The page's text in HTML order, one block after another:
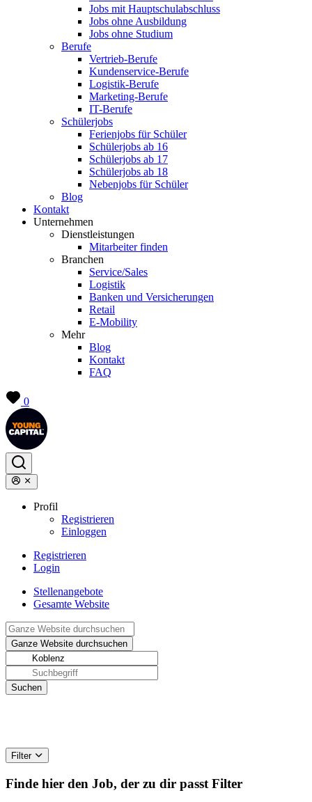
Jobs mit Hauptschulabschluss
Jobs ohne Ausbildung
Jobs ohne Studium
Berufe
Vertrieb-Berufe
Kundenservice-Berufe
Logistik-Berufe
Marketing-Berufe
IT-Berufe
Schülerjobs
Ferienjobs für Schüler
Schülerjobs ab 16
Schülerjobs ab 17
Schülerjobs ab 18
Nebenjobs für Schüler
Blog
Kontakt
Unternehmen
Dienstleistungen
Mitarbeiter finden
Branchen
Service/Sales
Logistik
Banken und Versicherungen
Retail
E-Mobility
Mehr
Blog
Kontakt
FAQ
0
Profil
Registrieren
Einloggen
Registrieren
Login
Stellenangebote
Gesamte Website
Filter
Finde hier den Job, der zu dir passt Filter